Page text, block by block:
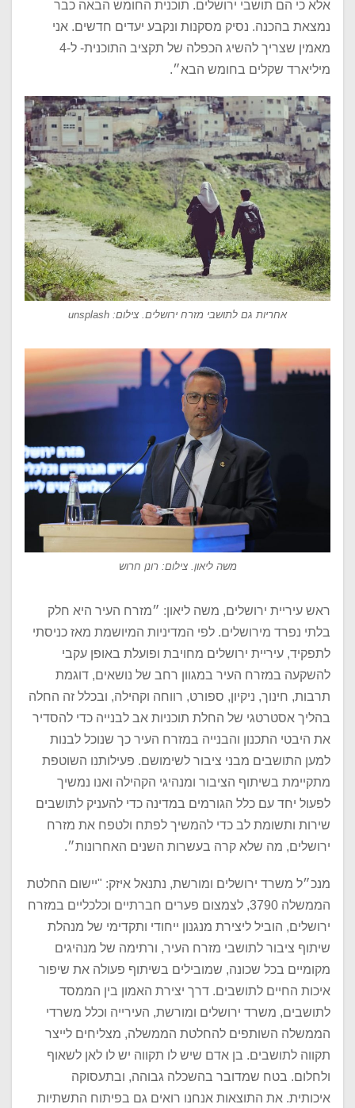
אלא כי הם תושבי ירושלים. תוכנית החומש הבאה כבר
נמצאת בהכנה. נסיק מסקנות ונקבע יעדים חדשים. אני
מאמין שצריך להשיג הכפלה של תקציב התוכנית- ל-4
מיליארד שקלים בחומש הבא״.
אחריות גם לתושבי מזרח ירושלים. צילום: unsplash
משה ליאון. צילום: רונן חרוש
ראש עיריית ירושלים, משה ליאון: ״מזרח העיר היא חלק
בלתי נפרד מירושלים. לפי המדיניות המיושמת מאז כניסתי
לתפקיד, עיריית ירושלים מחויבת ופועלת באופן עקבי
להשקעה במזרח העיר במגוון רחב של נושאים, דוגמת
תרבות, חינוך, ניקיון, ספורט, רווחה וקהילה, ובכלל זה החלה
בהליך אסטרטגי של החלת תוכניות אב לבנייה כדי להסדיר
את היבטי התכנון והבנייה במזרח העיר כך שנוכל לבנות
למען התושבים מבני ציבור לשימושם. פעילותנו השוטפת
מתקיימת בשיתוף הציבור ומנהיגי הקהילה ואנו נמשיך
לפעול יחד עם כלל הגורמים במדינה כדי להעניק לתושבים
שירות ותשומת לב כדי להמשיך לפתח ולטפח את מזרח
ירושלים, מה שלא קרה בעשרות השנים האחרונות״.
מנכ״ל משרד ירושלים ומורשת, נתנאל איזק: "יישום החלטת
הממשלה 3790, לצמצום פערים חברתיים וכלכליים במזרח
ירושלים, הוביל ליצירת מנגנון ייחודי ותקדימי של מנהלת
שיתוף ציבור לתושבי מזרח העיר, ורתימה של מנהיגים
מקומיים בכל שכונה, שמובילים בשיתוף פעולה את שיפור
איכות החיים לתושבים. דרך יצירת האמון בין הממסד
לתושבים, משרד ירושלים ומורשת, העירייה וכלל משרדי
הממשלה השותפים להחלטת הממשלה, מצליחים לייצר
תקווה לתושבים. בן אדם שיש לו תקווה יש לו לאן לשאוף
ולחלום. בטח שמדובר בהשכלה גבוהה, ובתעסוקה
איכותית. את התוצאות אנחנו רואים גם בפיתוח התשתיות